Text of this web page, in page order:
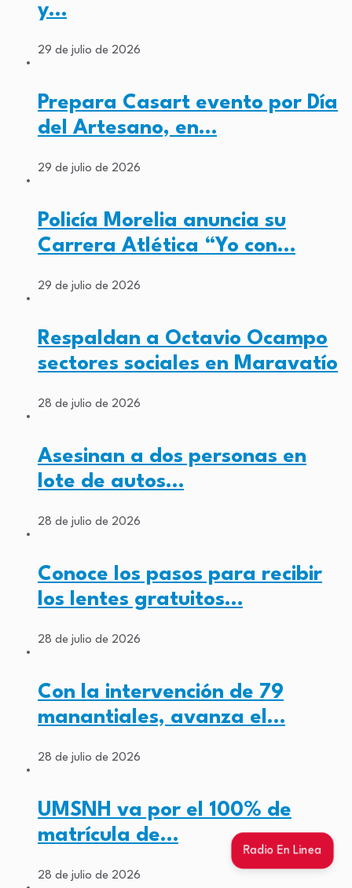
Radio En Linea
y…
29 de julio de 2026
Prepara Casart evento por Día
del Artesano, en…
29 de julio de 2026
Policía Morelia anuncia su
Carrera Atlética “Yo con…
29 de julio de 2026
Respaldan a Octavio Ocampo
sectores sociales en Maravatío
28 de julio de 2026
Asesinan a dos personas en
lote de autos…
28 de julio de 2026
Conoce los pasos para recibir
los lentes gratuitos…
28 de julio de 2026
Con la intervención de 79
manantiales, avanza el…
28 de julio de 2026
UMSNH va por el 100% de
matrícula de…
28 de julio de 2026